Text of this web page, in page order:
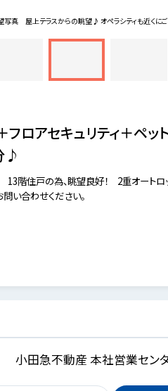
写真 屋上テラスからの眺望♪ オペラシティも近くにご
フロアセキュリティ＋ペ
♪
13階住戸の為、眺望良好！ 2重オートロ
い合わせください。
小田急不動産 本社営業セン